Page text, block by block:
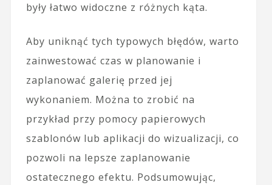
były łatwo widoczne z różnych kąta.
Aby uniknąć tych typowych błędów, warto
zainwestować czas w planowanie i
zaplanować galerię przed jej
wykonaniem. Można to zrobić na
przykład przy pomocy papierowych
szablonów lub aplikacji do wizualizacji, co
pozwoli na lepsze zaplanowanie
ostatecznego efektu. Podsumowując,